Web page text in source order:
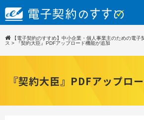
【電子契約のすすめ】中小企業・個人事業主のための電子
ス > 『契約大臣』PDFアップロード機能が追加
『契約大臣』PDFアップロ